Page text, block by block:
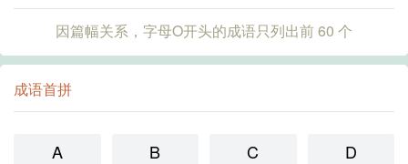
因篇幅关系，字母O开头的成语只列出前 60 个
成语首拼
A B C
D